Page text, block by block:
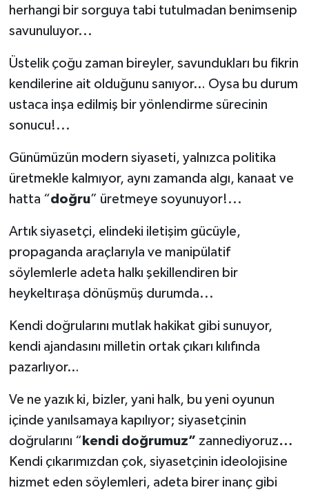
herhangi bir sorguya tabi tutulmadan benimsenip
savunuluyor...
Üstelik çoğu zaman bireyler, savundukları bu fikrin
kendilerine ait olduğunu sanıyor… Oysa bu durum
ustaca inşa edilmiş bir yönlendirme sürecinin
sonucu!...
Günümüzün modern siyaseti, yalnızca politika
üretmekle kalmıyor, aynı zamanda algı, kanaat ve
hatta “doğru” üretmeye soyunuyor!...
Artık siyasetçi, elindeki iletişim gücüyle,
propaganda araçlarıyla ve manipülatif
söylemlerle adeta halkı şekillendiren bir
heykeltıraşa dönüşmüş durumda...
Kendi doğrularını mutlak hakikat gibi sunuyor,
kendi ajandasını milletin ortak çıkarı kılıfında
pazarlıyor…
Ve ne yazık ki, bizler, yani halk, bu yeni oyunun
içinde yanılsamaya kapılıyor; siyasetçinin
doğrularını “ kendi doğrumuz” zannediyoruz…
Kendi çıkarımızdan çok, siyasetçinin ideolojisine
hizmet eden söylemleri, adeta birer inanç gibi